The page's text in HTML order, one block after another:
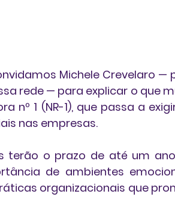
Michele Crevelaro —
rede — para explicar o que
nº 1 (NR-1), que passa a
nas empresas.
terão o prazo de até um ano
de ambientes
organizacionais que